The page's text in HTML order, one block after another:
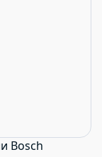
Bosch